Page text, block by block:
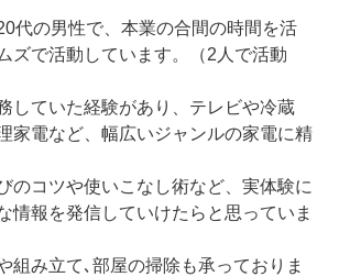
代の男性で、本業の合間の時間を活
ズで活動しています。（2人で活動
していた経験があり、テレビや冷蔵
家電など、幅広いジャンルの家電に精
のコツや使いこなし術など、実体験に
情報を発信していけたらと思っていま
組み立て､部屋の掃除も承っておりま